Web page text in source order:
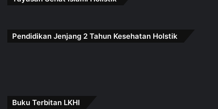
Pendidikan Jenjang 2 Tahun Kesehatan Holstik
Buku Terbitan LKHI